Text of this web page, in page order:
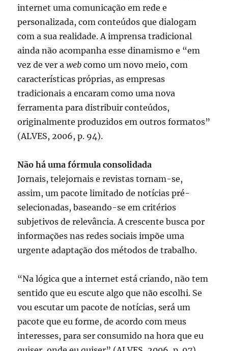
internet uma comunicação em rede e
personalizada, com conteúdos que dialogam
com a sua realidade. A imprensa tradicional
ainda não acompanha esse dinamismo e “em
vez de ver aweb como um novo meio, com
características próprias, as empresas
tradicionais a encaram como uma nova
ferramenta para distribuir conteúdos,
originalmente produzidos em outros formatos”
(ALVES, 2006, p. 94).
Não há uma fórmula consolidada
Jornais, telejornais e revistas tornam-se,
assim, um pacote limitado de notícias pré-
selecionadas, baseando-se em critérios
subjetivos de relevância. A crescente busca por
informações nas redes sociais impõe uma
urgente adaptação dos métodos de trabalho.
“Na lógica que a internet está criando, não tem
sentido que eu escute algo que não escolhi. Se
vou escutar um pacote de notícias, será um
pacote que eu forme, de acordo com meus
interesses, para ser consumido na hora que eu